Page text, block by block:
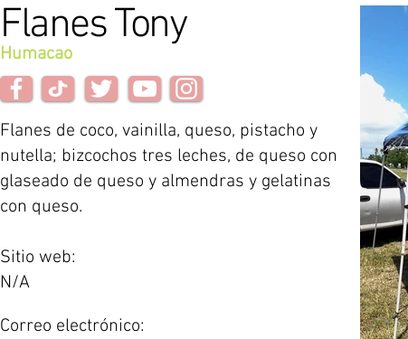
Flanes Tony
Humacao
Flanes de coco, vainilla, queso, pistacho y
nutella; bizcochos tres leches, de queso con
glaseado de queso y almendras y gelatinas
con queso.
Sitio web:
N/A
Correo electrónico: